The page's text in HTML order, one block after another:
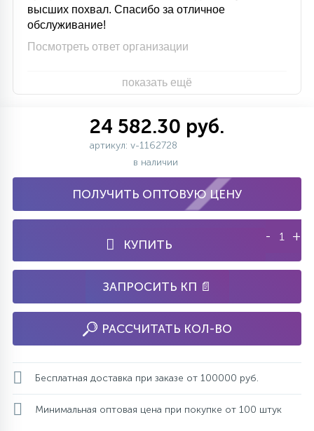
высших похвал. Спасибо за отличное
обслуживание!
Посмотреть ответ организации
показать ещё
24 582.30 руб.
артикул: v-1162728
в наличии
ПОЛУЧИТЬ ОПТОВУЮ ЦЕНУ
КУПИТЬ
- +
ЗАПРОСИТЬ КП 📄
РАССЧИТАТЬ КОЛ-ВО
Бесплатная доставка при заказе от 100000 руб.
Минимальная оптовая цена при покупке от 100 штук